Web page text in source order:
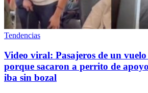
Tendencias
Video viral: Pasajeros de un
porque sacaron a perrito de
iba sin bozal